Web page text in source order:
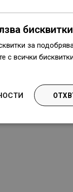
бисквитки
за
с всички